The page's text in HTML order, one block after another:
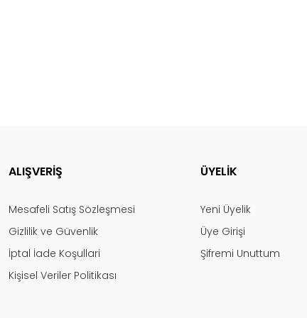
ALIŞVERİŞ
Mesafeli Satış Sözleşmesi
Gizlilik ve Güvenlik
İptal İade Koşullari
Kişisel Veriler Politikası
ÜYELİK
Yeni Üyelik
Üye Girişi
Şifremi Unuttum